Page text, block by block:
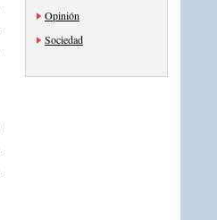
Opinión
Sociedad